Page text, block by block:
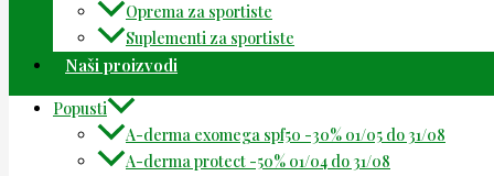
Oprema za sportiste
Suplementi za sportiste
Naši proizvodi
Popusti
A-derma exomega spf50 -30% 01/05 do 31/08
A-derma protect -50% 01/04 do 31/08